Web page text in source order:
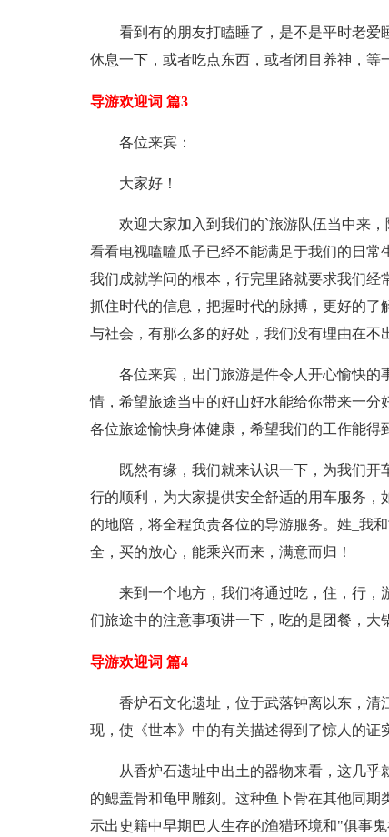
看到有的朋友打瞌睡了，是不是平时老
休息一下，或者吃点东西，或者闭目养神，等
导游欢迎词 篇3
各位来宾：
大家好！
欢迎大家加入到我们的`旅游队伍当中来
看看电视嗑嗑瓜子已经不能满足于我们的日
我们成就学问的根本，行完里路就要求我们
抓住时代的信息，把握时代的脉搏，更好的
与社会，有那么多的好处，我们没有理由在不
各位来宾，出门旅游是件令人开心愉快
情，希望旅途当中的好山好水能给你带来一
各位旅途愉快身体健康，希望我们的工作能得
既然有缘，我们就来认识一下，为我们
行的顺利，为大家提供安全舒适的用车服务
的地陪，将全程负责各位的导游服务。姓_我
全，买的放心，能乘兴而来，满意而归！
来到一个地方，我们将通过吃，住，行
们旅途中的注意事项讲一下，吃的是团餐，大
导游欢迎词 篇4
香炉石文化遗址，位于武落钟离以东，清
现，使《世本》中的有关描述得到了惊人的证
从香炉石遗址中出土的器物来看，这几
的鳃盖骨和龟甲雕刻。这种鱼卜骨在其他同
示出史籍中早期巴人生存的渔猎环境和"俱事鬼